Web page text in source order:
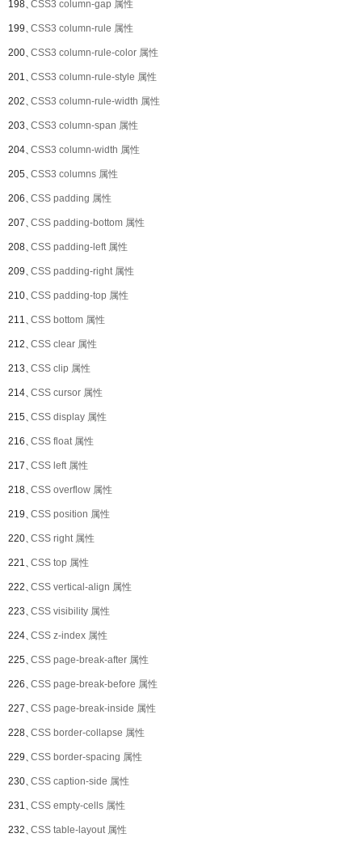
198、CSS3 column-gap 属性
199、CSS3 column-rule 属性
200、CSS3 column-rule-color 属性
201、CSS3 column-rule-style 属性
202、CSS3 column-rule-width 属性
203、CSS3 column-span 属性
204、CSS3 column-width 属性
205、CSS3 columns 属性
206、CSS padding 属性
207、CSS padding-bottom 属性
208、CSS padding-left 属性
209、CSS padding-right 属性
210、CSS padding-top 属性
211、CSS bottom 属性
212、CSS clear 属性
213、CSS clip 属性
214、CSS cursor 属性
215、CSS display 属性
216、CSS float 属性
217、CSS left 属性
218、CSS overflow 属性
219、CSS position 属性
220、CSS right 属性
221、CSS top 属性
222、CSS vertical-align 属性
223、CSS visibility 属性
224、CSS z-index 属性
225、CSS page-break-after 属性
226、CSS page-break-before 属性
227、CSS page-break-inside 属性
228、CSS border-collapse 属性
229、CSS border-spacing 属性
230、CSS caption-side 属性
231、CSS empty-cells 属性
232、CSS table-layout 属性